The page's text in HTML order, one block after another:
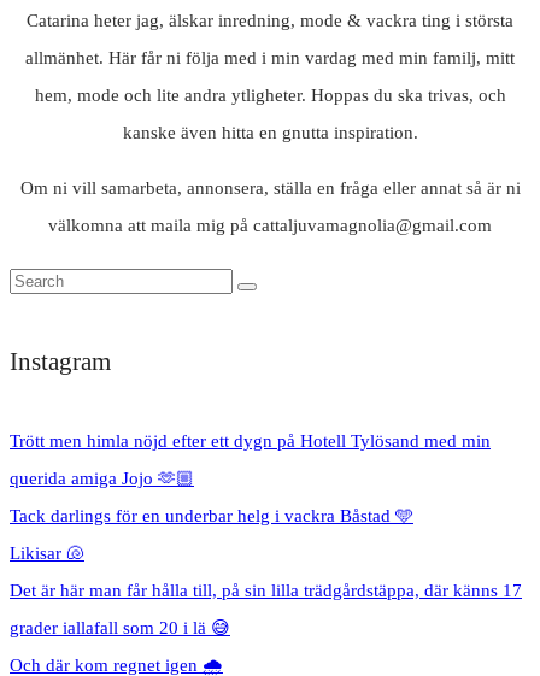
Catarina heter jag, älskar inredning, mode & vackra ting i största
allmänhet. Här får ni följa med i min vardag med min familj, mitt
hem, mode och lite andra ytligheter. Hoppas du ska trivas, och
kanske även hitta en gnutta inspiration.
Om ni vill samarbeta, annonsera, ställa en fråga eller annat så är ni
välkomna att maila mig på cattaljuvamagnolia@gmail.com
Instagram
Trött men himla nöjd efter ett dygn på Hotell Tylösand med min
querida amiga Jojo 🫶🏼
Tack darlings för en underbar helg i vackra Båstad 🩵
Likisar 🐚
Det är här man får hålla till, på sin lilla trädgårdstäppa, där känns 17
grader iallafall som 20 i lä 😅
Och där kom regnet igen 🌧️